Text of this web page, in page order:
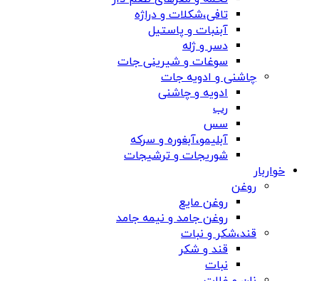
تافی،شکلات و دراژه
آبنبات و پاستیل
دسر و ژله
سوغات و شیرینی جات
چاشنی و ادویه جات
ادویه و چاشنی
رب
سس
آبلیمو،آبغوره و سرکه
شوریجات و ترشیجات
خواربار
روغن
روغن مایع
روغن جامد و نیمه جامد
قند،شکر و نبات
قند و شکر
نبات